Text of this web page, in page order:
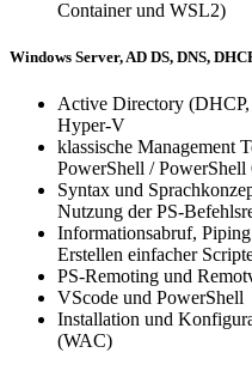
Container und WSL2)
Windows Server, AD DS, DNS,
Active Directory
Hyper-V
klassische Management
PowerShell /
Syntax und
Nutzung der PS-
Informationsabruf,
Erstellen einfacher
PS-Remoting und
VScode und PowerShell
Installation und
(WAC)